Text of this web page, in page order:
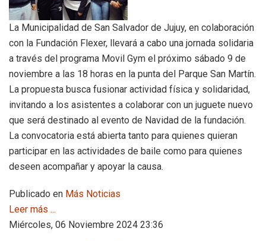
La Municipalidad de San Salvador de Jujuy, en colaboración
con la Fundación Flexer, llevará a cabo una jornada solidaria
a través del programa Movil Gym el próximo sábado 9 de
noviembre a las 18 horas en la punta del Parque San Martín.
La propuesta busca fusionar actividad física y solidaridad,
invitando a los asistentes a colaborar con un juguete nuevo
que será destinado al evento de Navidad de la fundación.
La convocatoria está abierta tanto para quienes quieran
participar en las actividades de baile como para quienes
deseen acompañar y apoyar la causa.
Publicado en Más Noticias
Leer más ...
Miércoles, 06 Noviembre 2024 23:36